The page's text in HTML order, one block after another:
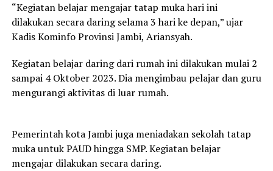
“Kegiatan belajar mengajar tatap muka hari ini
dilakukan secara daring selama 3 hari ke depan,” ujar
Kadis Kominfo Provinsi Jambi, Ariansyah.
Kegiatan belajar daring dari rumah ini dilakukan mulai 2
sampai 4 Oktober 2023. Dia mengimbau pelajar dan guru
mengurangi aktivitas di luar rumah.
Pemerintah kota Jambi juga meniadakan sekolah tatap
muka untuk PAUD hingga SMP. Kegiatan belajar
mengajar dilakukan secara daring.